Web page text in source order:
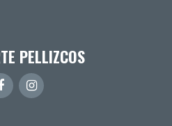
PELLIZCOS